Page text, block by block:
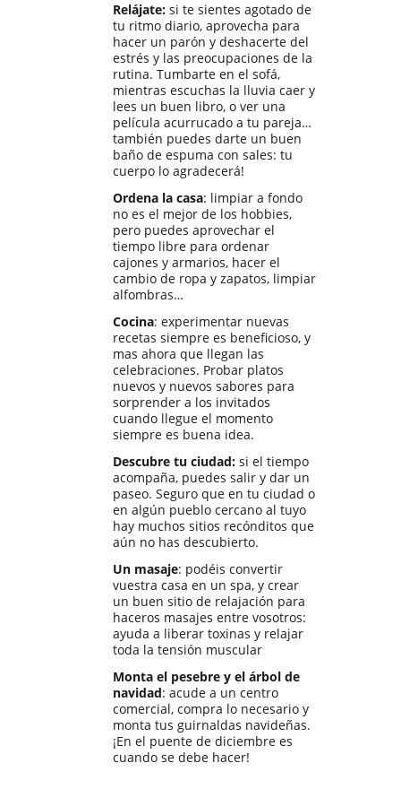
Relájate: si te sientes agotado de
tu ritmo diario, aprovecha para
hacer un parón y deshacerte del
estrés y las preocupaciones de la
rutina. Tumbarte en el sofá,
mientras escuchas la lluvia caer y
lees un buen libro, o ver una
película acurrucado a tu pareja…
también puedes darte un buen
baño de espuma con sales: tu
cuerpo lo agradecerá!
Ordena la casa: limpiar a fondo
no es el mejor de los hobbies,
pero puedes aprovechar el
tiempo libre para ordenar
cajones y armarios, hacer el
cambio de ropa y zapatos, limpiar
alfombras…
Cocina: experimentar nuevas
recetas siempre es beneficioso, y
mas ahora que llegan las
celebraciones. Probar platos
nuevos y nuevos sabores para
sorprender a los invitados
cuando llegue el momento
siempre es buena idea.
Descubre tu ciudad: si el tiempo
acompaña, puedes salir y dar un
paseo. Seguro que en tu ciudad o
en algún pueblo cercano al tuyo
hay muchos sitios recónditos que
aún no has descubierto.
Un masaje: podéis convertir
vuestra casa en un spa, y crear
un buen sitio de relajación para
haceros masajes entre vosotros:
ayuda a liberar toxinas y relajar
toda la tensión muscular
Monta el pesebre y el árbol de
navidad: acude a un centro
comercial, compra lo necesario y
monta tus guirnaldas navideñas.
¡En el puente de diciembre es
cuando se debe hacer!